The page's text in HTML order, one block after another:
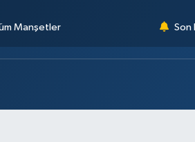
Manşetler Son